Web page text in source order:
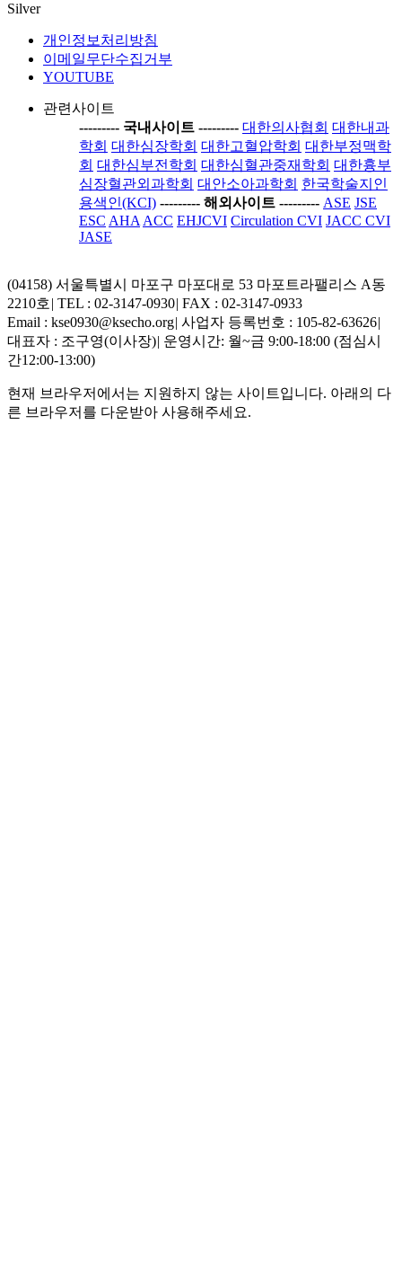
Silver
개인정보처리방침
이메일무단수집거부
YOUTUBE
관련사이트
--------- 국내사이트 --------- 대한의사협회 대한내과
학회 대한심장학회 대한고혈압학회 대한부정맥학
회 대한심부전학회 대한심혈관중재학회 대한흉부
심장혈관외과학회 대안소아과학회 한국학술지인
용색인(KCI) --------- 해외사이트 --------- ASE JSE
ESC AHA ACC EHJCVI Circulation CVI JACC CVI
JASE
(04158) 서울특별시 마포구 마포대로 53 마포트라팰리스 A동
2210호 | TEL : 02-3147-0930| FAX : 02-3147-0933
Email : kse0930@ksecho.org| 사업자 등록번호 : 105-82-63626|
대표자 : 조구영(이사장)| 운영시간: 월~금 9:00-18:00 (점심시
간12:00-13:00)
현재 브라우저에서는 지원하지 않는 사이트입니다. 아래의 다
른 브라우저를 다운받아 사용해주세요.